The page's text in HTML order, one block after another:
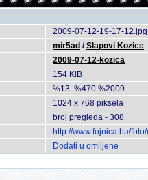
2009-07-12-19-17-12.jpg
mir5ad /Slapovi Kozice
2009-07-12-kozica
154 KiB
%13. %470 %2009.
1024 x 768 piksela
broj pregleda - 308
http://www.fojnica.ba/
Dodati u omiljene